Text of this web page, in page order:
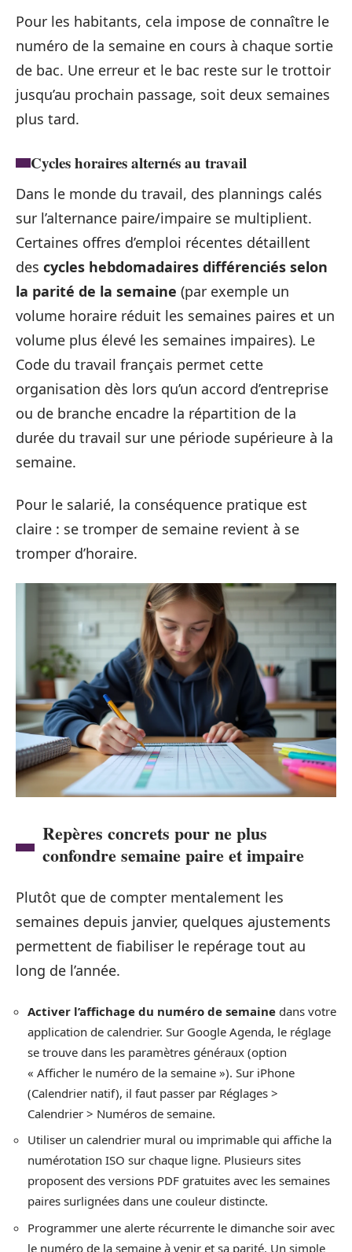
Pour les habitants, cela impose de connaître le
numéro de la semaine en cours à chaque sortie
de bac. Une erreur et le bac reste sur le trottoir
jusqu’au prochain passage, soit deux semaines
plus tard.
Cycles horaires alternés au travail
Dans le monde du travail, des plannings calés
sur l’alternance paire/impaire se multiplient.
Certaines offres d’emploi récentes détaillent
des cycles hebdomadaires différenciés selon
la parité de la semaine (par exemple un
volume horaire réduit les semaines paires et un
volume plus élevé les semaines impaires). Le
Code du travail français permet cette
organisation dès lors qu’un accord d’entreprise
ou de branche encadre la répartition de la
durée du travail sur une période supérieure à la
semaine.
Pour le salarié, la conséquence pratique est
claire : se tromper de semaine revient à se
tromper d’horaire.
Repères concrets pour ne plus
confondre semaine paire et impaire
Plutôt que de compter mentalement les
semaines depuis janvier, quelques ajustements
permettent de fiabiliser le repérage tout au
long de l’année.
Activer l’affichage du numéro de semaine dans votre
application de calendrier. Sur Google Agenda, le réglage
se trouve dans les paramètres généraux (option
« Afficher le numéro de la semaine »). Sur iPhone
(Calendrier natif), il faut passer par Réglages >
Calendrier > Numéros de semaine.
Utiliser un calendrier mural ou imprimable qui affiche la
numérotation ISO sur chaque ligne. Plusieurs sites
proposent des versions PDF gratuites avec les semaines
paires surlignées dans une couleur distincte.
Programmer une alerte récurrente le dimanche soir avec
le numéro de la semaine à venir et sa parité. Un simple